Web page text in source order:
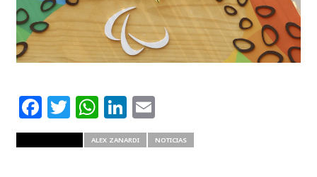
Facebook
Twitter
WhatsApp
LinkedIn
Email
ALEX ZANARDI NOTICIAS